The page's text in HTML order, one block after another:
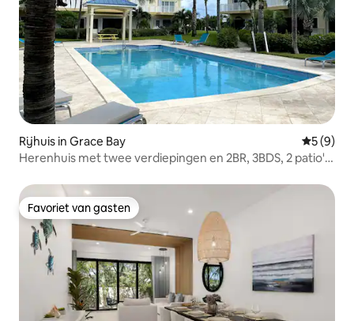
Rijhuis in Grace Bay
5 (9)
Herenhuis met twee verdiepingen en 2BR, 3BDS, 2 patio's
Favoriet van gasten
Favoriet van gasten